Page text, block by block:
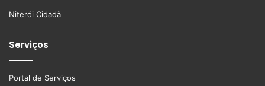
Niterói Cidadã
Serviços
Portal de Serviços